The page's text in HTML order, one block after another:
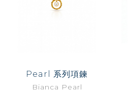
Pearl 系列項鍊
Bianca Pearl